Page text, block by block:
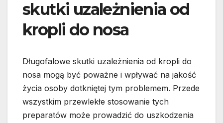
skutki uzależnienia od
kropli do nosa
Długofalowe skutki uzależnienia od kropli do
nosa mogą być poważne i wpływać na jakość
życia osoby dotkniętej tym problemem. Przede
wszystkim przewlekłe stosowanie tych
preparatów może prowadzić do uszkodzenia